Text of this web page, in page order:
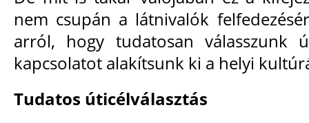
nem csupán a látnivalók
arról, hogy tudatosan válasszunk
kapcsolatot alakítsunk ki a helyi
Tudatos úticélválasztás